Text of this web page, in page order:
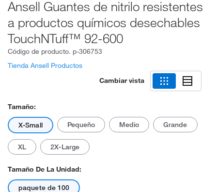
Ansell Guantes de nitrilo resistentes
a productos químicos desechables
TouchNTuff™ 92-600
Código de producto. p-306753
Tienda Ansell Productos
Cambiar vista
Tamaño:
X-Small Pequeño Medio Grande
XL 2X-Large
Tamaño De La Unidad:
paquete de 100